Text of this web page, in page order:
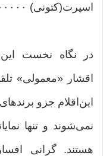
اسپرت(کتونی) ۲۲۰۰۰۰۰تومان.
در نگاه نخست
اقشار «معمولی»
این‌اقلام جزو
نمی‌شوند و تنها
هستند. گرانی